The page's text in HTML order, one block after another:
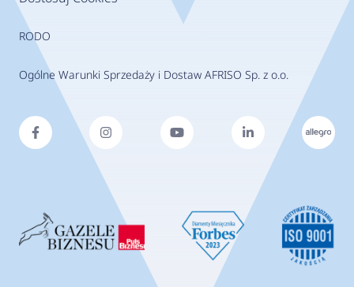
RODO
Ogólne Warunki Sprzedaży i Dostaw AFRISO Sp. z o.o.